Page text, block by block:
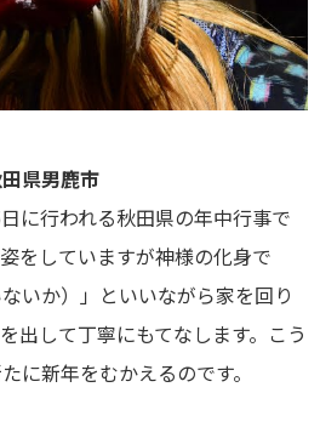
県男鹿市
に行われる秋田県の年中行事で
をしていますが神様の化身で
いか）」といいながら家を回り
出して丁寧にもてなします。こう
に新年をむかえるのです。